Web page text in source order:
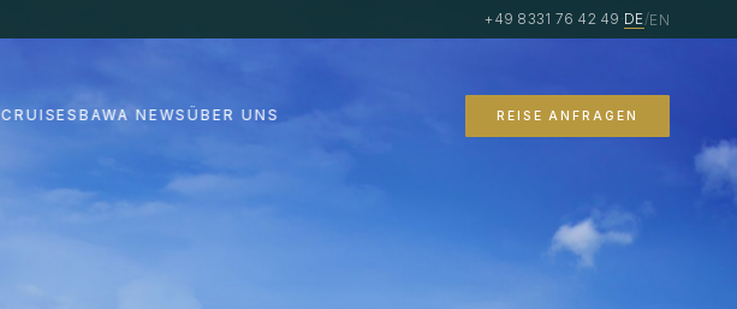
+49 8331 76 42 49 ·DE/EN
CRUISESBAWA NEWSÜBER UNS REISE ANFRAGEN